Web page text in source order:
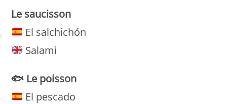
Le saucisson
El salchichón
Salami
🐟 Le poisson
El pescado